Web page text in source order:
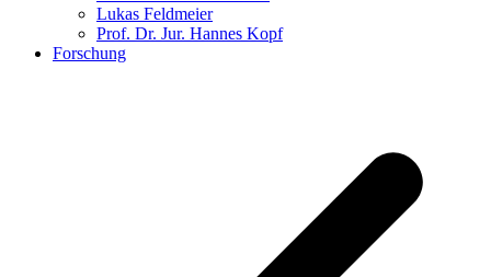
Lukas Feldmeier
Prof. Dr. Jur. Hannes Kopf
Forschung